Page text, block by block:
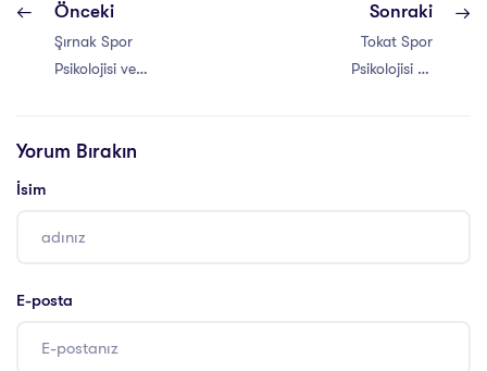
Önceki
Şırnak Spor
Psikolojisi ve
Sonraki
Tokat Spor
Psikolojisi ve
Yorum Bırakın
İsim
E-posta